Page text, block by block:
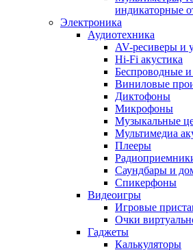
индикаторные
Электроника
Аудиотехника
AV-ресиверы и
Hi-Fi акустика
Беспроводные
Виниловые
Диктофоны
Микрофоны
Музыкальные
Мультимедиа
Плееры
Саундбары и
Спикерфоны
Видеоигры
Игровые
Очки
Гаджеты
Калькуляторы